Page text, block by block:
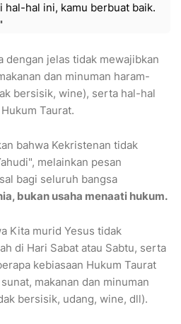
hal-hal ini, kamu berbuat baik.
dengan jelas tidak mewajibkan
dan minuman haram-
bersisik, wine), serta hal-hal
Taurat.
bahwa Kekristenan tidak
melainkan pesan
bagi seluruh bangsa
bukan usaha menaati hukum.
Kita murid Yesus tidak
di Hari Sabat atau Sabtu, serta
kebiasaan Hukum Taurat
makanan dan minuman
bersisik, udang, wine, dll).